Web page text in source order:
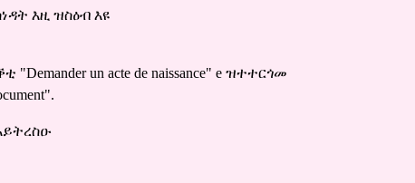
እዚ ዝስዕብ እዩ
"Demander un acte de naissance" e ዝተተርጎመ